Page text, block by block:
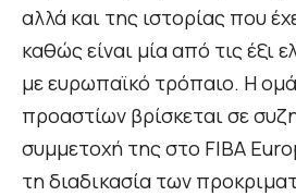
αλλά και της ιστορίας που
καθώς είναι μία από τις έξι
με ευρωπαϊκό τρόπαιο. Η
προαστίων βρίσκεται σε
συμμετοχή της στο FIBA
τη διαδικασία των